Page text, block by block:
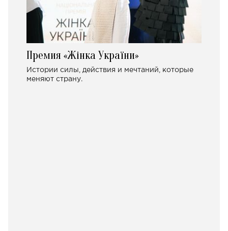
Премия «Жінка України»
Истории силы, действия и мечтаний, которые
меняют страну.